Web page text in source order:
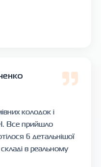
колодок і
Все прийшло
б детальнішої
в реальному